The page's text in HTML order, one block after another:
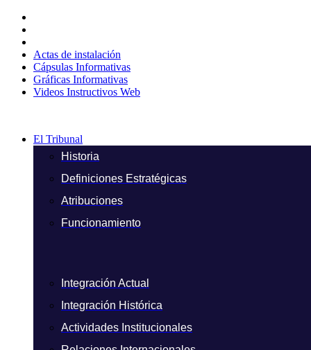
contenido
Actas de instalación
Cápsulas Informativas
Gráficas Informativas
Videos Instructivos Web
El Tribunal
Historia
Definiciones Estratégicas
Atribuciones
Funcionamiento
Integración Actual
Integración Histórica
Actividades Institucionales